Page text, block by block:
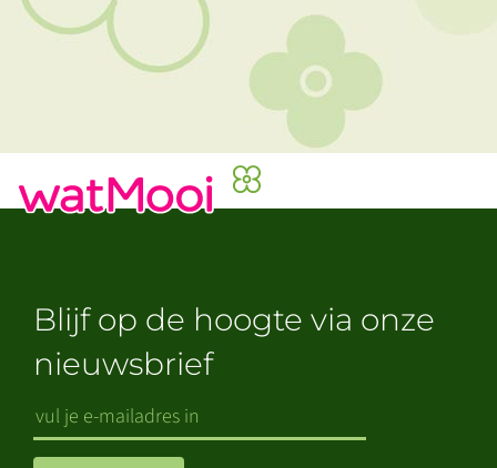
Blijf op de hoogte via onze
nieuwsbrief